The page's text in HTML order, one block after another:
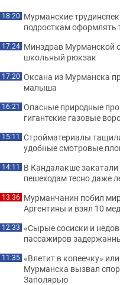
18:20 Мурманские
подросткам оформлять
17:24 Минздрав Мурманской
школьный рюкзак
17:20 Оксана из Мурманска
малыша
16:21 Опасные природные
гигантские газовые
15:11 Стройматериалы
удобные смотровые
14:11 В Кандалакше
пешеходам тесно даже
13:36 Мурманчанин побил
Аргентины и взял 10
12:33 «Сырые сосиски и
пассажиров
11:35 «Влетит в копеечку»
Мурманска вызвал
Заполярью